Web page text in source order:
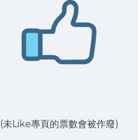
(未Like專頁的票數會被作廢)